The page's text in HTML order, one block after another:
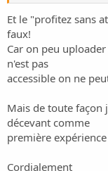
Et le "profitez sans
faux!
Car on peu
n'est pas
accessible on ne
Mais de toute façon
décevant comme
première
Cordialement